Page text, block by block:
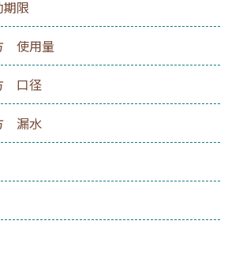
限
使用量
口径
漏水